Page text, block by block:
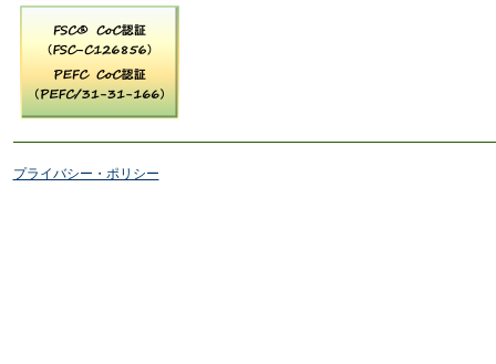
プライバシー・ポリシー